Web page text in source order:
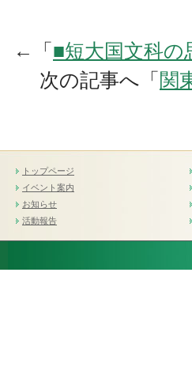
←「 ■短大国文科
次の記事へ「 関
トップページ
イベント案内
お知らせ
活動報告